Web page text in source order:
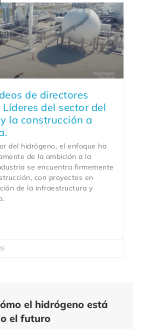
de directores
del sector del
la construcción a
del hidrógeno, el enfoque ha
de la ambición a la
se encuentra firmemente
con proyectos en
de la infraestructura y
el hidrógeno está
el futuro